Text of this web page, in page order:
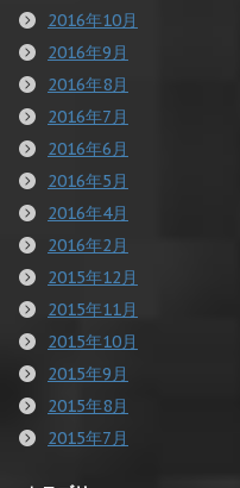
2016年10月
2016年9月
2016年8月
2016年7月
2016年6月
2016年5月
2016年4月
2016年2月
2015年12月
2015年11月
2015年10月
2015年9月
2015年8月
2015年7月